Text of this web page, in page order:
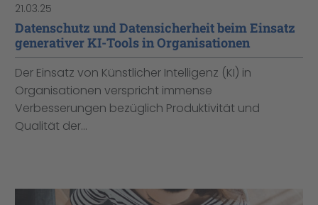
21.03.25
Datenschutz und Datensicherheit beim Einsatz
generativer KI-Tools in Organisationen
Der Einsatz von Künstlicher Intelligenz (KI) in
Organisationen verspricht immense
Verbesserungen bezüglich Produktivität und
Qualität der...